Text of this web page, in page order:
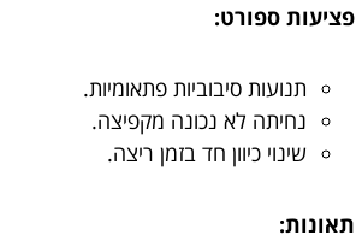
פציעות ספורט:
תנועות סיבוביות פתאומיות.
נחיתה לא נכונה מקפיצה.
שינוי כיוון חד בזמן ריצה.
תאונות: